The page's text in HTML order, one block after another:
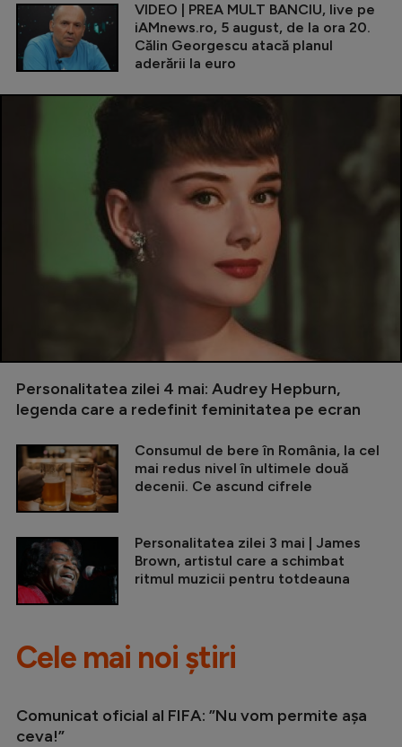
VIDEO | PREA MULT BANCIU, live pe
iAMnews.ro, 5 august, de la ora 20.
Călin Georgescu atacă planul
aderării la euro
Personalitatea zilei 4 mai: Audrey Hepburn,
legenda care a redefinit feminitatea pe ecran
Consumul de bere în România, la cel
mai redus nivel în ultimele două
decenii. Ce ascund cifrele
Personalitatea zilei 3 mai | James
Brown, artistul care a schimbat
ritmul muzicii pentru totdeauna
Cele mai noi știri
Comunicat oficial al FIFA: ”Nu vom permite așa
ceva!”